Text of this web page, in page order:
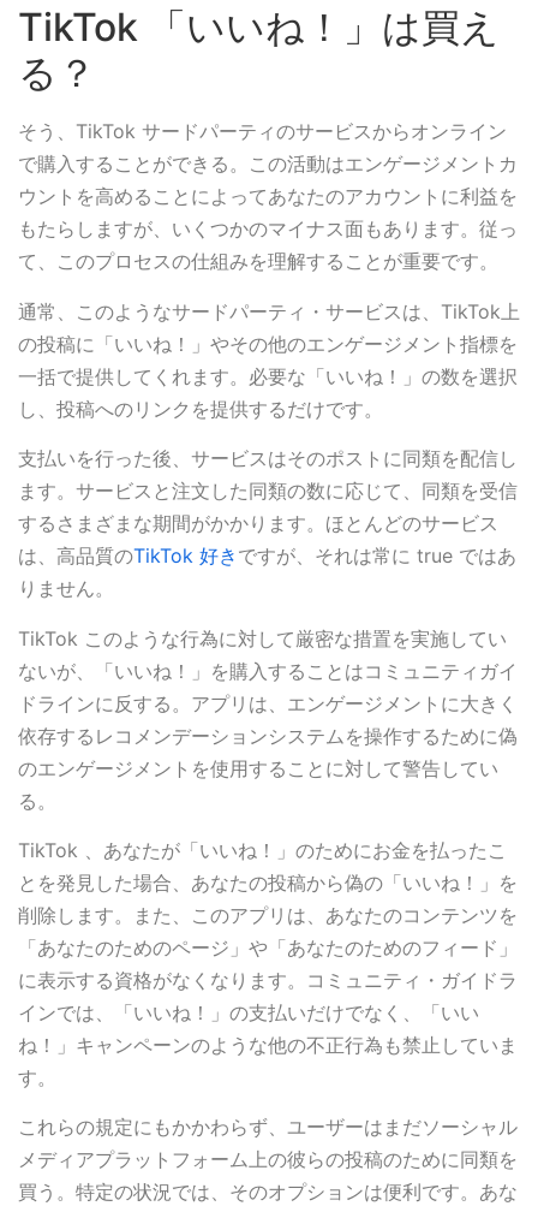
TikTok 「いいね！」は買え
る？
そう、TikTok サードパーティのサービスからオンライン
で購入することができる。この活動はエンゲージメントカ
ウントを高めることによってあなたのアカウントに利益を
もたらしますが、いくつかのマイナス面もあります。従っ
て、このプロセスの仕組みを理解することが重要です。
通常、このようなサードパーティ・サービスは、TikTok上
の投稿に「いいね！」やその他のエンゲージメント指標を
一括で提供してくれます。必要な「いいね！」の数を選択
し、投稿へのリンクを提供するだけです。
支払いを行った後、サービスはそのポストに同類を配信し
ます。サービスと注文した同類の数に応じて、同類を受信
するさまざまな期間がかかります。ほとんどのサービス
は、高品質のTikTok 好き ですが、それは常に true ではあ
りません。
TikTok このような行為に対して厳密な措置を実施してい
ないが、「いいね！」を購入することはコミュニティガイ
ドラインに反する。アプリは、エンゲージメントに大きく
依存するレコメンデーションシステムを操作するために偽
のエンゲージメントを使用することに対して警告してい
る。
TikTok 、あなたが「いいね！」のためにお金を払ったこ
とを発見した場合、あなたの投稿から偽の「いいね！」を
削除します。また、このアプリは、あなたのコンテンツを
「あなたのためのページ」や「あなたのためのフィード」
に表示する資格がなくなります。コミュニティ・ガイドラ
インでは、「いいね！」の支払いだけでなく、「いい
ね！」キャンペーンのような他の不正行為も禁止していま
す。
これらの規定にもかかわらず、ユーザーはまだソーシャル
メディアプラットフォーム上の彼らの投稿のために同類を
買う。特定の状況では、そのオプションは便利です。あな